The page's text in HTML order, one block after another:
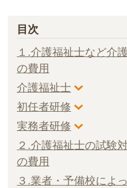
目次
１.介護福祉士など介
の費用
介護福祉士
初任者研修
実務者研修
２.介護福祉士の試験
の費用
３.業者・予備校によ